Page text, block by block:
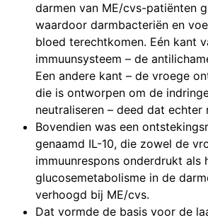
darmen van ME/cvs-patiënten
waardoor darmbacteriën en
bloed terechtkomen. Eén kant
immuunsysteem – de
Een andere kant – de vroege
die is ontworpen om de
neutraliseren – deed dat echter
Bovendien was een
genaamd IL-10, die zowel de
immuunrespons onderdrukt als
glucosemetabolisme in de
verhoogd bij ME/cvs.
Dat vormde de basis voor de